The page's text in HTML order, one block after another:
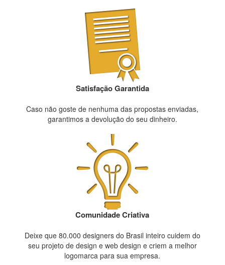
Satisfação Garantida
Caso não goste de nenhuma das propostas enviadas,
garantimos a devolução do seu dinheiro.
Comunidade Criativa
Deixe que 80.000 designers do Brasil inteiro cuidem do
seu projeto de design e web design e criem a melhor
logomarca para sua empresa.